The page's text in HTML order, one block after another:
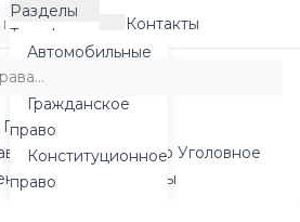
Разделы
Автомобильные
дела
Гражданское
право
Конституционное
право
Тарифы
Контакты
Гражданское право
Социальное право Уголовное
Тарифы Контакты